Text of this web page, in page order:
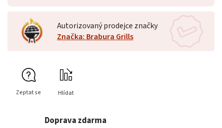
Autorizovaný prodejce značky
Značka: Brabura Grills
Zeptat se Hlídat
Doprava zdarma